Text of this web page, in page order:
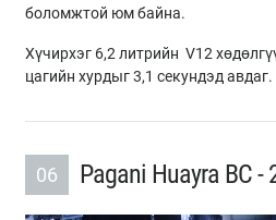
боломжтой юм байна.
Хүчирхэг 6,2 литрийн V12
цагийн хурдыг 3,1 секундэд авдаг.
06 Pagani Huayra BC -